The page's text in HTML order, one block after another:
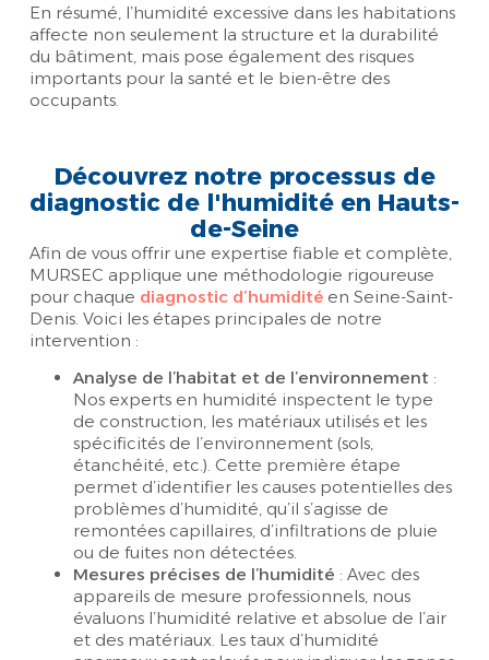
En résumé, l’humidité excessive dans les habitations
affecte non seulement la structure et la durabilité
du bâtiment, mais pose également des risques
importants pour la santé et le bien-être des
occupants.
Découvrez notre processus de
diagnostic de l'humidité en Hauts-
de-Seine
Afin de vous offrir une expertise fiable et complète,
MURSEC applique une méthodologie rigoureuse
pour chaque diagnostic d’humidité en Seine-Saint-
Denis. Voici les étapes principales de notre
intervention :
Analyse de l’habitat et de l’environnement :
Nos experts en humidité inspectent le type
de construction, les matériaux utilisés et les
spécificités de l’environnement (sols,
étanchéité, etc.). Cette première étape
permet d’identifier les causes potentielles des
problèmes d’humidité, qu’il s’agisse de
remontées capillaires, d’infiltrations de pluie
ou de fuites non détectées.
Mesures précises de l’humidité : Avec des
appareils de mesure professionnels, nous
évaluons l’humidité relative et absolue de l’air
et des matériaux. Les taux d’humidité